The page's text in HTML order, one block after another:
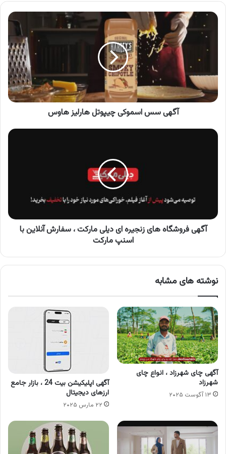
آگهی
سس
اسموکی
چیپوتل
آگهی سس اسموکی چیپوتل هارلیز هاوس
آگهی
سفارش
آنلاین
مارکت
آگهی فروشگاه های زنجیره ای دیلی مارکت ، سفارش آنلاین با
اسنپ مارکت
نوشته های مشابه
آگهی چای شهرزاد ، انواع چای
شهرزاد
۱۳ آگوست ۲۰۲۵
آگهی اپلیکیشن بیت 24 ، بازار جامع
ارزهای دیجیتال
۲۲ مارس ۲۰۲۵